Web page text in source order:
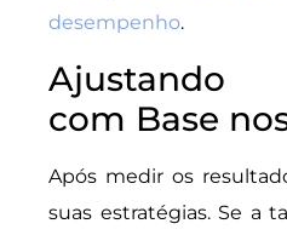
desempenho.
Ajustando
com Base
Após medir os
suas estratégias. Se a